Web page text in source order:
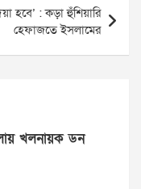
হবে’ : কড়া হুঁশিয়ারি
হেফাজতে ইসলামের
খলনায়ক ডন